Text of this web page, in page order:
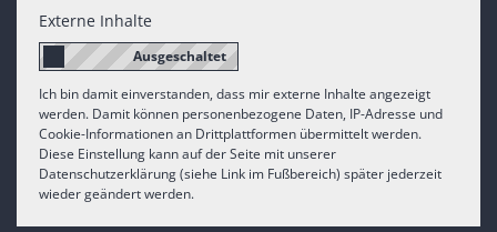
Externe Inhalte
Ich bin damit einverstanden, dass mir externe Inhalte angezeigt
werden. Damit können personenbezogene Daten, IP-Adresse und
Cookie-Informationen an Drittplattformen übermittelt werden.
Diese Einstellung kann auf der Seite mit unserer
Datenschutzerklärung (siehe Link im Fußbereich) später jederzeit
wieder geändert werden.